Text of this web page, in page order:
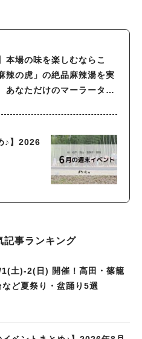
本場の味を楽しむならこ
辣の虎」の絶品麻辣湯を実
あなただけのマーラータン
♪】2026
記事ランキング
1(土)‐2(日) 開催！高田・篠籠
など夏祭り・盆踊り5選